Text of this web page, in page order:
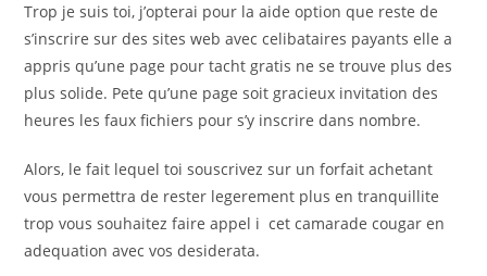
Trop je suis toi, j’opterai pour la aide option que reste de
s’inscrire sur des sites web avec celibataires payants elle a
appris qu’une page pour tacht gratis ne se trouve plus des
plus solide. Pete qu’une page soit gracieux invitation des
heures les faux fichiers pour s’y inscrire dans nombre.
Alors, le fait lequel toi souscrivez sur un forfait achetant
vous permettra de rester legerement plus en tranquillite
trop vous souhaitez faire appel i cet camarade cougar en
adequation avec vos desiderata.